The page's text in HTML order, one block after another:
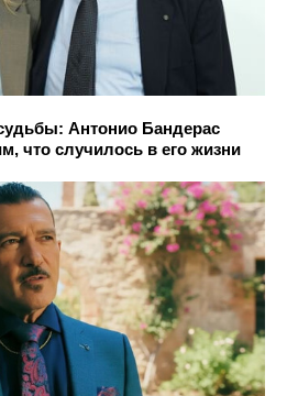
Антонио Бандерас
что случилось в его жизни